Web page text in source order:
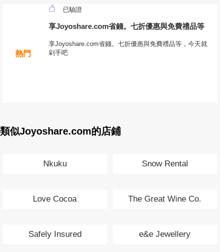
熱門
已驗證
享Joyoshare.com省錢。七折優惠與免費禮品等
享Joyoshare.com省錢。七折優惠與免費禮品等，今天就
剁手吧
類似Joyoshare.com的店鋪
Nkuku Snow Rental
Love Cocoa The Great Wine Co.
Safely Insured e&e Jewellery